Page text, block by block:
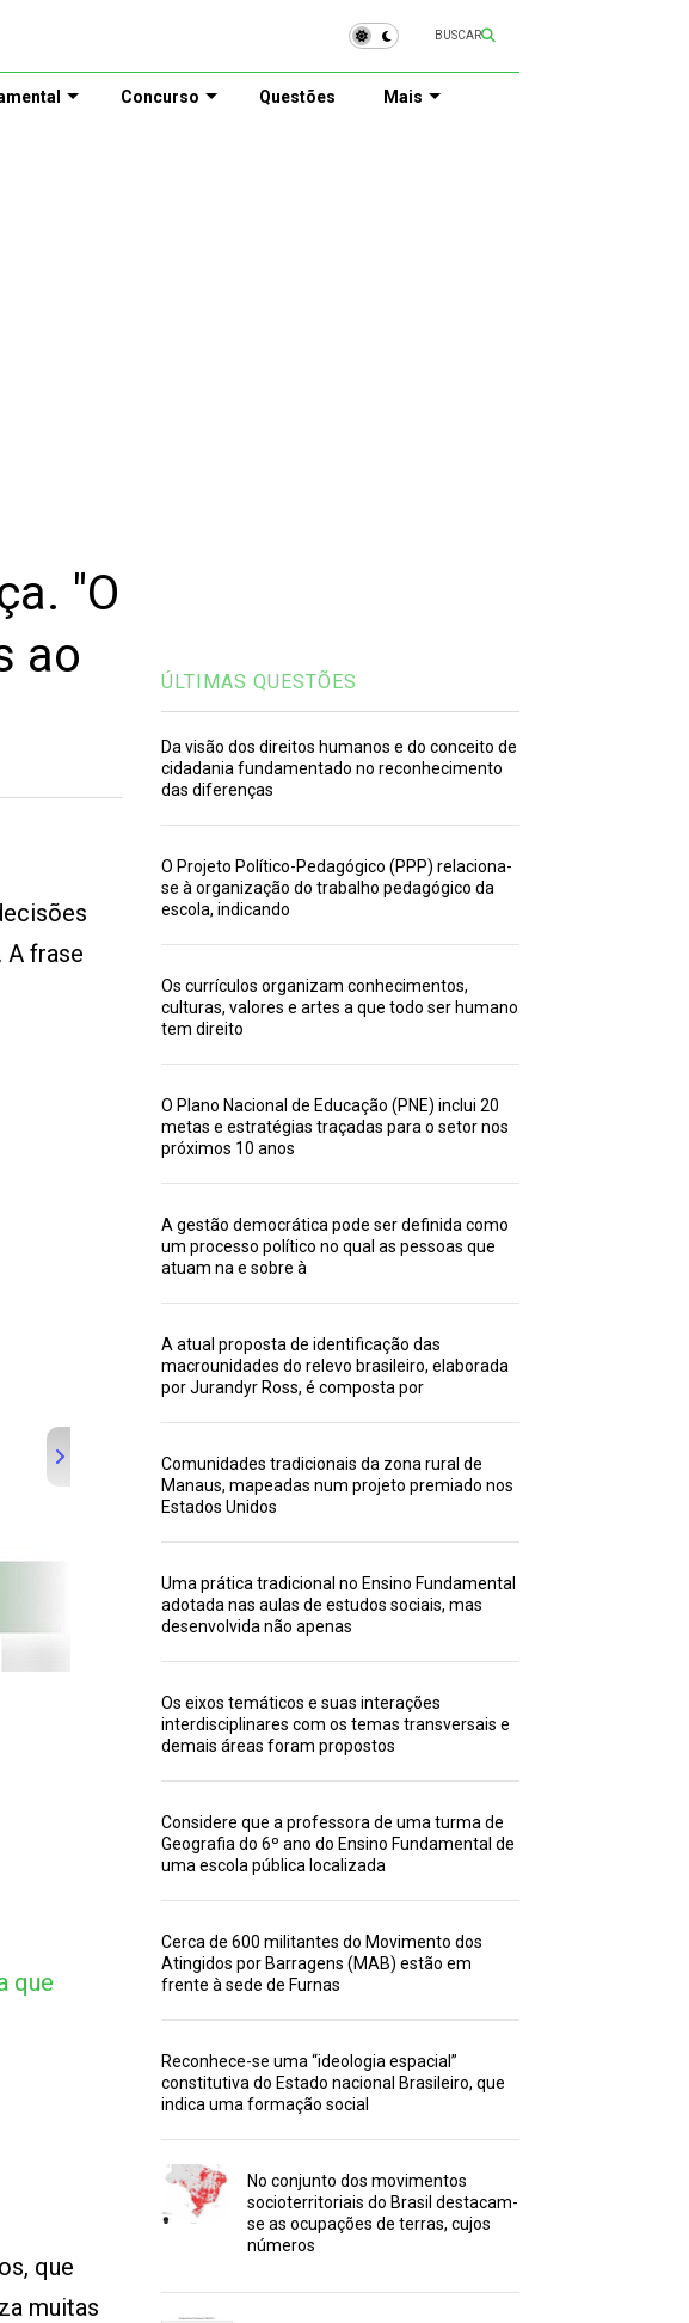
BUSCAR
Concurso Questões Mais
"O
ao
A frase
que
que
muitas
ÚLTIMAS QUESTÕES
Da visão dos direitos humanos e do conceito de
cidadania fundamentado no reconhecimento
das diferenças
O Projeto Político-Pedagógico (PPP) relaciona-
se à organização do trabalho pedagógico da
escola, indicando
Os currículos organizam conhecimentos,
culturas, valores e artes a que todo ser humano
tem direito
O Plano Nacional de Educação (PNE) inclui 20
metas e estratégias traçadas para o setor nos
próximos 10 anos
A gestão democrática pode ser definida como
um processo político no qual as pessoas que
atuam na e sobre à
A atual proposta de identificação das
macrounidades do relevo brasileiro, elaborada
por Jurandyr Ross, é composta por
Comunidades tradicionais da zona rural de
Manaus, mapeadas num projeto premiado nos
Estados Unidos
Uma prática tradicional no Ensino Fundamental
adotada nas aulas de estudos sociais, mas
desenvolvida não apenas
Os eixos temáticos e suas interações
interdisciplinares com os temas transversais e
demais áreas foram propostos
Considere que a professora de uma turma de
Geografia do 6º ano do Ensino Fundamental de
uma escola pública localizada
Cerca de 600 militantes do Movimento dos
Atingidos por Barragens (MAB) estão em
frente à sede de Furnas
Reconhece-se uma “ideologia espacial”
constitutiva do Estado nacional Brasileiro, que
indica uma formação social
No conjunto dos movimentos
socioterritoriais do Brasil destacam-
se as ocupações de terras, cujos
números